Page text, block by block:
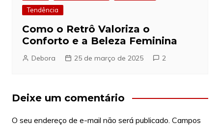
Tendência
Como o Retrô Valoriza o
Conforto e a Beleza Feminina
Debora 25 de março de 2025 2
Deixe um comentário
O seu endereço de e-mail não será publicado. Campos